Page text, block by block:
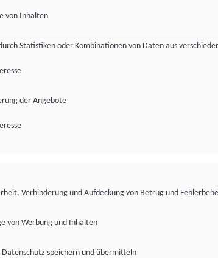
von Inhalten
Statistiken oder Kombinationen von Daten aus
der Angebote
Verhinderung und Aufdeckung von Betrug und
von Werbung und Inhalten
speichern und übermitteln